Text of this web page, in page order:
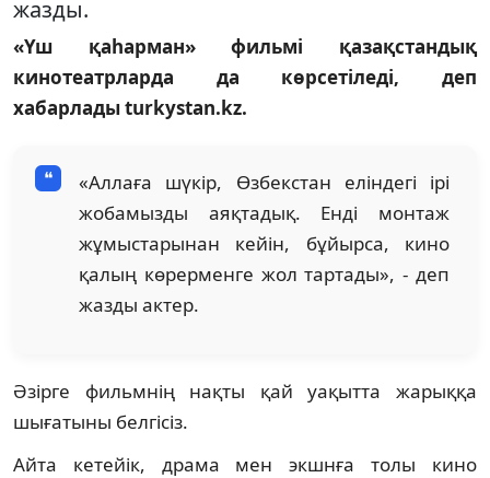
жазды.
«Үш қаһарман» фильмі қазақстандық
кинотеатрларда да көрсетіледі, деп
хабарлады turkystan.kz.
«Аллаға шүкір, Өзбекстан еліндегі ірі
жобамызды аяқтадық. Енді монтаж
жұмыстарынан кейін, бұйырса, кино
қалың көрерменге жол тартады», - деп
жазды актер.
Әзірге фильмнің нақты қай уақытта жарыққа
шығатыны белгісіз.
Айта кетейік, драма мен экшнға толы кино